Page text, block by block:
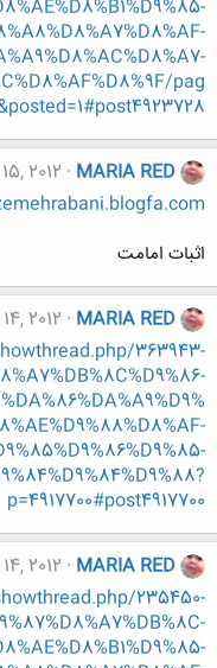
pag
MARIA RED
2012
اثبات امامت
MARIA RED
2012
363943-
p=4917700#post4917700
MARIA RED
2012
235450-